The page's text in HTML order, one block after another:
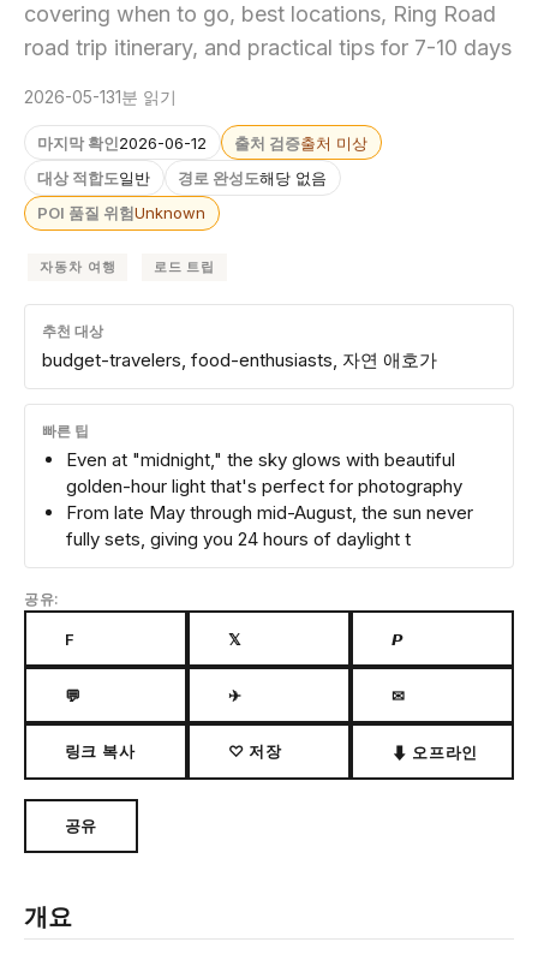
covering when to go, best locations, Ring Road
road trip itinerary, and practical tips for 7-10 days
2026-05-131분 읽기
마지막 확인2026-06-12 출처 검증출처 미상
대상 적합도일반 경로 완성도해당 없음
POI 품질 위험Unknown
자동차 여행 로드 트립
추천 대상
budget-travelers, food-enthusiasts, 자연 애호가
빠른 팁
Even at "midnight," the sky glows with beautiful
golden-hour light that's perfect for photography
From late May through mid-August, the sun never
fully sets, giving you 24 hours of daylight t
공유:
F 𝕏 𝙋
💬 ✈ ✉
링크 복사 ♡ 저장 ⬇ 오프라인
공유
개요